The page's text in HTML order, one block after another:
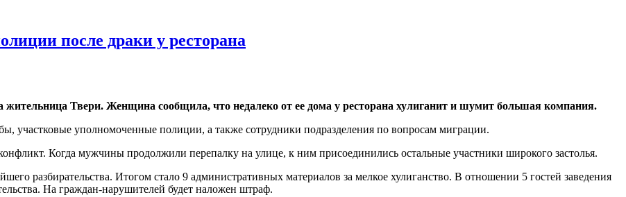
после драки у ресторана
жительница Твери. Женщина сообщила, что недалеко от ее дома у ресторана хулиганит и шумит большая компания.
участковые уполномоченные полиции, а также сотрудники подразделения по вопросам миграции.
Когда мужчины продолжили перепалку на улице, к ним присоединились остальные участники широкого застолья.
разбирательства. Итогом стало 9 административных материалов за мелкое хулиганство. В отношении 5 гостей заведения
На граждан-нарушителей будет наложен штраф.